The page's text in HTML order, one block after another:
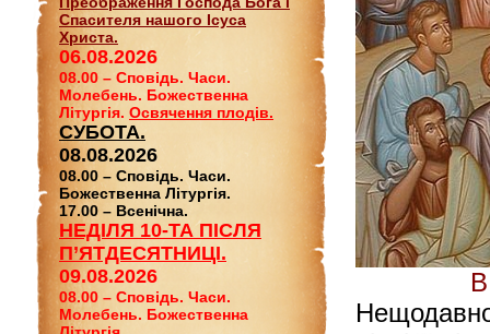
Спасителя нашого Ісуса
Христа.
06.08.2026
08.00 – Сповідь. Часи.
Молебень. Божественна
Літургія. Освячення плодів.
СУБОТА.
08.08.2026
08.00 – Сповідь. Часи.
Божественна Літургія.
17.00 – Всенічна.
НЕДІЛЯ 10-ТА ПІСЛЯ
П’ЯТДЕСЯТНИЦІ.
09.08.2026
08.00 – Сповідь. Часи.
Молебень. Божественна